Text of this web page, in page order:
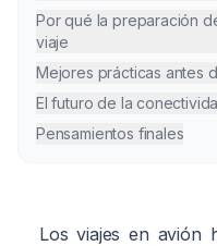
Por qué la preparación
viaje
Mejores prácticas antes
El futuro de la
Pensamientos finales
Los viajes en avión